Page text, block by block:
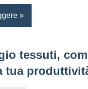
tessuti,
tua